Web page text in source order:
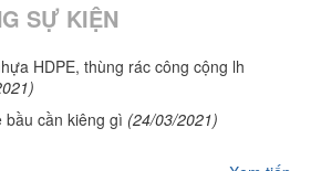
SỰ KIỆN
HDPE, thùng rác công cộng lh
bầu cần kiêng gì (24/03/2021)